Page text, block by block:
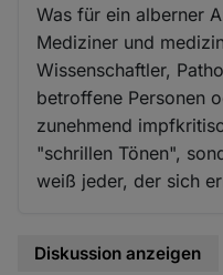
Was für ein alberner
Mediziner und
Wissenschaftler,
betroffene Personen
zunehmend
"schrillen Tönen",
weiß jeder, der sich
Diskussion anzeigen